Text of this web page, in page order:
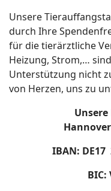
Unsere
durch Ihre
für die tierärztliche
Heizung, Strom,…
Unterstützung nicht
von Herzen, uns zu
IBAN: DE17
BIC: